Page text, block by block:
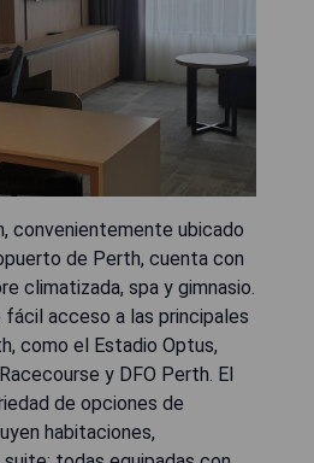
convenientemente ubicado
de Perth, cuenta con
climatizada, spa y gimnasio.
acceso a las principales
como el Estadio Optus,
y DFO Perth. El
de opciones de
habitaciones,